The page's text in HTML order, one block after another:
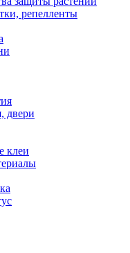
репелленты
двери
клеи